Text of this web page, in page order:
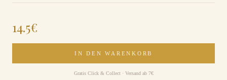
14.5€
IN DEN WARENKORB
Gratis Click & Collect · Versand ab 7€